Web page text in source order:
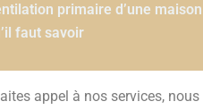
primaire d’une
faut savoir
appel à nos services,